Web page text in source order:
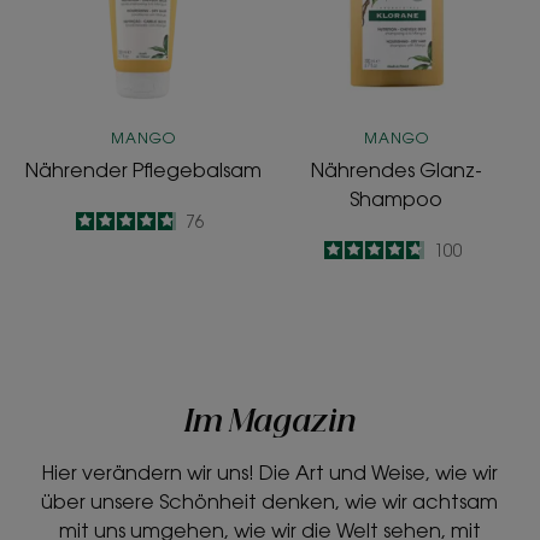
MANGO
Nährender Pflegebalsam
4.8
/
5
76
MANGO
Nährendes Glanz-
Shampoo
4.7
/5
100
Im Magazin
Hier verändern wir uns! Die Art und Weise, wie wir
über unsere Schönheit denken, wie wir achtsam
mit uns umgehen, wie wir die Welt sehen, mit